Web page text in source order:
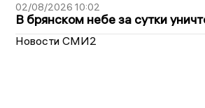
02/08/2026 10:02
В брянском небе за сутки
Новости СМИ2